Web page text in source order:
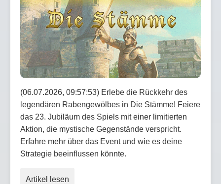
(06.07.2026, 09:57:53) Erlebe die Rückkehr des
legendären Rabengewölbes in Die Stämme! Feiere
das 23. Jubiläum des Spiels mit einer limitierten
Aktion, die mystische Gegenstände verspricht.
Erfahre mehr über das Event und wie es deine
Strategie beeinflussen könnte.
Artikel lesen